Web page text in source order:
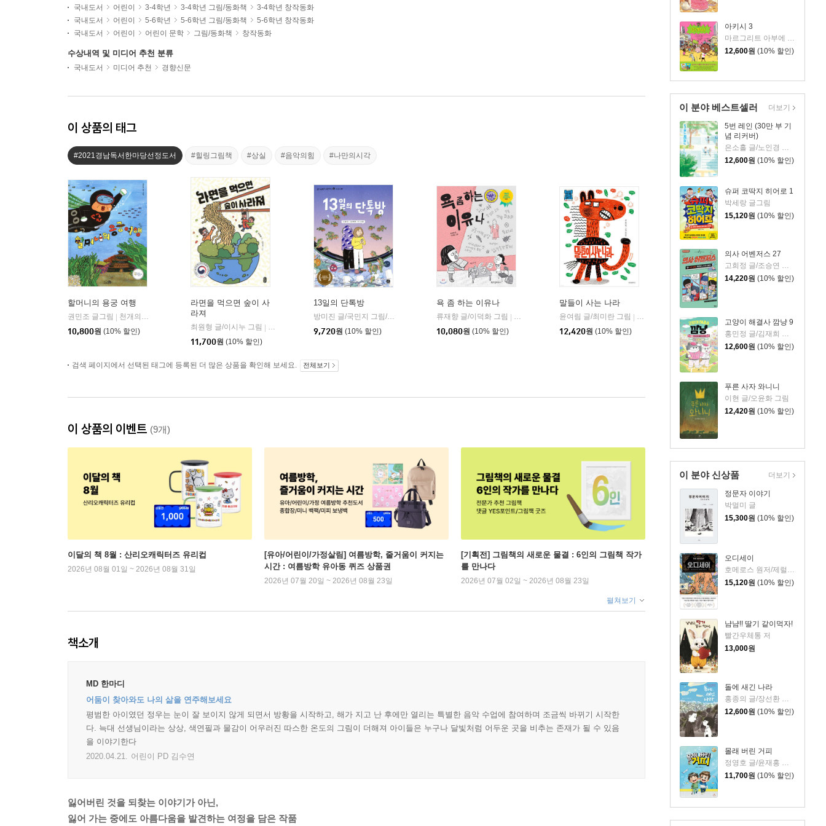
아키시 3
마르그리트 아부에 글/마티외 사팽 그림/이희정 역
12,600원 (10% 할인)
이 분야 베스트셀러
5번 레인 (30만 부 기
념 리커버)
은소홀 글/노인경 그림
12,600원 (10% 할인)
슈퍼 코딱지 히어로 1
박세랑 글그림
15,120원 (10% 할인)
의사 어벤저스 27
14,220원 (10% 할인)
고양이 해결사 깜냥 9
홍민정 글/김재희 그림
12,600원 (10% 할인)
푸른 사자 와니니
이현 글/오윤화 그림
12,420원 (10% 할인)
더보기
이 분야 신상품
정문자 이야기
박멀미 글
15,300원 (10% 할인)
오디세이
15,120원 (10% 할인)
냠냠!! 딸기 같이먹자!
빨간우체통 저
13,000원
돌에 새긴 나라
홍종의 글/장선환 그림
12,600원 (10% 할인)
몰래 버린 거피
정영호 글/윤재홍 그림
11,700원 (10% 할인)
더보기
국내도서 어린이 3-4학년 3-4학년 그림/동화책
3-4학년 창작동화
국내도서
어린이 5-6학년 5-6학년 그림/동화책
5-6학년 창작동화
국내도서
어린이 어린이 문학 그림/동화책 창작동화
수상내역 및 미디어 추천 분류
국내도서 미디어 추천 경향신문
이 상품의 태그
#2021경남독서한마당선정도서 #힐링그림책 #상실 #음악의힘 #나만의시각
할머니의 용궁 여행
권민조 글그림
천개의바람
10,800원 (10% 할인)
라면을 먹으면 숲이 사
라져
최원형 글/이시누 그림
책읽는곰
11,700원 (10% 할인)
13일의 단톡방
방미진 글/국민지 그림/신나민 감수
상상의집
9,720원 (10% 할인)
욕 좀 하는 이유나
류재향 글/이덕화 그림
위즈덤하우스
10,080원 (10% 할인)
말들이 사는 나라
윤여림 글/최미란 그림
위즈덤하우스
12,420원 (10% 할인)
검색 페이지에서 선택된 태그에 등록된 더 많은 상품을 확인해 보세요. 전체보기
이 상품의 이벤트 (9개)
이달의 책 8월 : 산리오캐릭터즈 유리컵
2026년 08월 01일 ~ 2026년 08월 31일
[유아/어린이/가정살림] 여름방학, 줄거움이 커지는
시간 : 여름방학 유아동 퀴즈 상품권
2026년 07월 20일 ~ 2026년 08월 23일
[기획전] 그림책의 새로운 물결 : 6인의 그림책 작가
를 만나다
2026년 07월 02일 ~ 2026년 08월 23일
펼쳐보기
책소개
MD 한마디
어둠이 찾아와도 나의 삶을 연주해보세요
평범한 아이였던 정우는 눈이 잘 보이지 않게 되면서 방황을 시작하고, 해가 지고 난 후에만 열리는 특별한 음악 수업에 참여하며 조금씩 바뀌기 시작한
다. 늑대 선생님이라는 상상, 색연필과 물감이 어우러진 따스한 온도의 그림이 더해져 아이들은 누구나 달빛처럼 어두운 곳을 비추는 존재가 될 수 있음
을 이야기한다
2020.04.21. 어린이 PD 김수연
잃어버린 것을 되찾는 이야기가 아닌,
잃어 가는 중에도 아름다움을 발견하는 여정을 담은 작품